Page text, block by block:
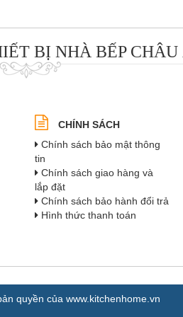
BỊ NHÀ BẾP CHÂU
CHÍNH SÁCH
Chính sách bảo mật thông
tin
Chính sách giao hàng và
lắp đặt
Chính sách bảo hành đổi trả
Hình thức thanh toán
quyền của www.kitchenhome.vn